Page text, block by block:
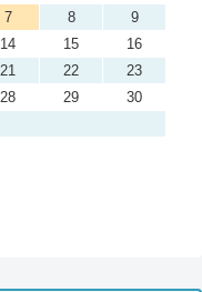
7 8
9
14 15
16
21 22
23
28 29
30